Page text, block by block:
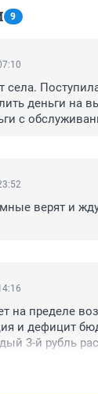
9
деньги на
с
рекомендует
дорогой идём в
верят и
на пределе
и дефицит
3-й рубль